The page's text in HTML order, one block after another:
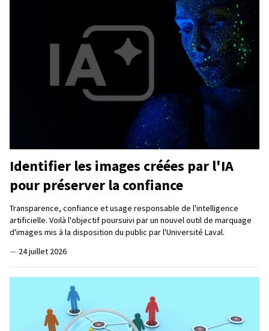
Identifier les images créées par l'IA
pour préserver la confiance
Transparence, confiance et usage responsable de l'intelligence
artificielle. Voilà l'objectif poursuivi par un nouvel outil de marquage
d'images mis à la disposition du public par l'Université Laval.
— 24 juillet 2026